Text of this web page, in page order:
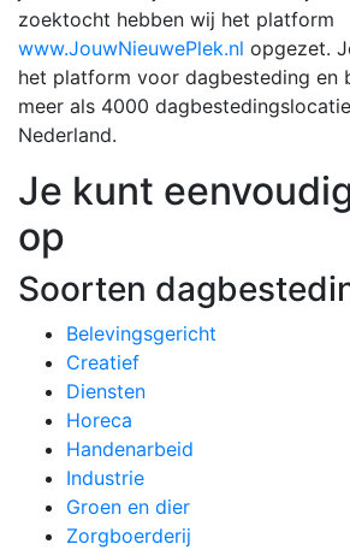
zoektocht hebben wij het platform
www.JouwNieuwePlek.nl opgezet.
het platform voor dagbesteding en
meer als 4000
Nederland.
Je kunt
op
Soorten
Belevingsgericht
Creatief
Diensten
Horeca
Handenarbeid
Industrie
Groen en dier
Zorgboerderij